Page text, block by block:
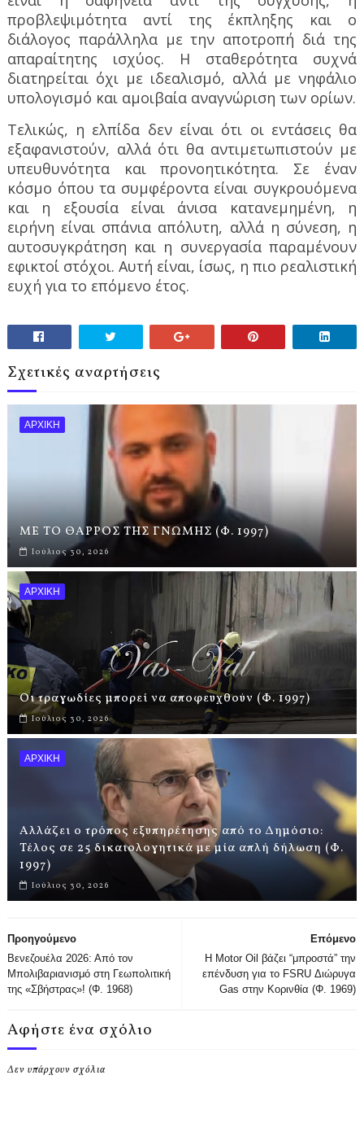
προβλεψιμότητα αντί της έκπληξης και ο
διάλογος παράλληλα με την αποτροπή διά της
απαραίτητης ισχύος. Η σταθερότητα συχνά
διατηρείται όχι με ιδεαλισμό, αλλά με νηφάλιο
υπολογισμό και αμοιβαία αναγνώριση των ορίων.
Τελικώς, η ελπίδα δεν είναι ότι οι εντάσεις θα
εξαφανιστούν, αλλά ότι θα αντιμετωπιστούν με
υπευθυνότητα και προνοητικότητα. Σε έναν
κόσμο όπου τα συμφέροντα είναι συγκρουόμενα
και η εξουσία είναι άνισα κατανεμημένη, η
ειρήνη είναι σπάνια απόλυτη, αλλά η σύνεση, η
αυτοσυγκράτηση και η συνεργασία παραμένουν
εφικτοί στόχοι. Αυτή είναι, ίσως, η πιο ρεαλιστική
ευχή για το επόμενο έτος.
Σχετικές αναρτήσεις
ΑΡΧΙΚΗ
ΜΕ ΤΟ ΘΑΡΡΟΣ ΤΗΣ ΓΝΩΜΗΣ (Φ. 1997)
Ιούλιος 30, 2026
ΑΡΧΙΚΗ
Οι τραγωδίες μπορεί να αποφευχθούν (Φ. 1997)
Ιούλιος 30, 2026
ΑΡΧΙΚΗ
Αλλάζει ο τρόπος εξυπηρέτησης από το Δημόσιο:
Τέλος σε 25 δικαιολογητικά με μία απλή δήλωση (Φ.
1997)
Ιούλιος 30, 2026
Επόμενο
Η Motor Oil βάζει “μπροστά” την
επένδυση για το FSRU Διώρυγα
Gas στην Κορινθία (Φ. 1969)
Προηγούμενο
Βενεζουέλα 2026: Από τον
Μπολιβαριανισμό στη Γεωπολιτική
της «Σβήστρας»! (Φ. 1968)
Αφήστε ένα σχόλιο
Δεν υπάρχουν σχόλια